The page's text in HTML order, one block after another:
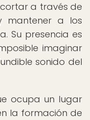
a través de
mantener a los
Su presencia es
imaginar
sonido del
ocupa un lugar
la formación de